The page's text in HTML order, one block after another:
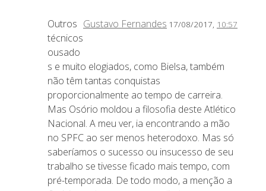
Gustavo Fernandes 17/08/2017, 10:57
Outros
técnicos
ousado
s e muito elogiados, como Bielsa, também
não têm tantas conquistas
proporcionalmente ao tempo de carreira.
Mas Osório moldou a filosofia deste Atlético
Nacional. A meu ver, ia encontrando a mão
no SPFC ao ser menos heterodoxo. Mas só
saberíamos o sucesso ou insucesso de seu
trabalho se tivesse ficado mais tempo, com
pré-temporada. De todo modo, a menção a